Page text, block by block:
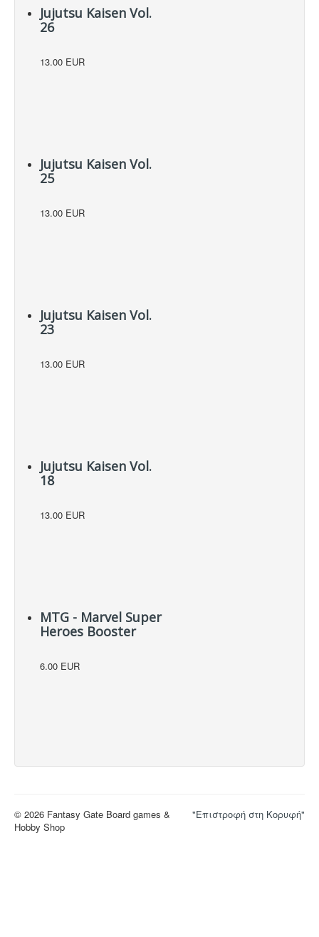
Jujutsu Kaisen Vol.
26
13.00 EUR
Jujutsu Kaisen Vol.
25
13.00 EUR
Jujutsu Kaisen Vol.
23
13.00 EUR
Jujutsu Kaisen Vol.
18
13.00 EUR
MTG - Marvel Super
Heroes Booster
6.00 EUR
"Επιστροφή στη Κορυφή"
© 2026 Fantasy Gate Board games &
Hobby Shop